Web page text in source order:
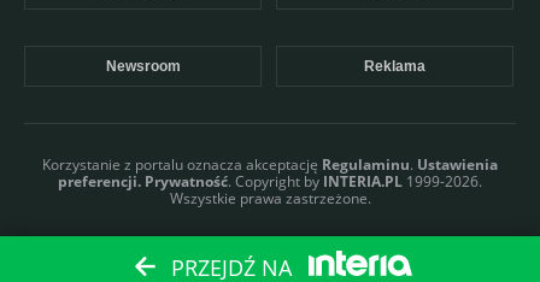
Newsroom Reklama
Korzystanie z portalu oznacza akceptację Regulaminu. Ustawienia
preferencji. Prywatność. Copyright by INTERIA.PL 1999-2026.
Wszystkie prawa zastrzeżone.
PRZEJDŹ NA